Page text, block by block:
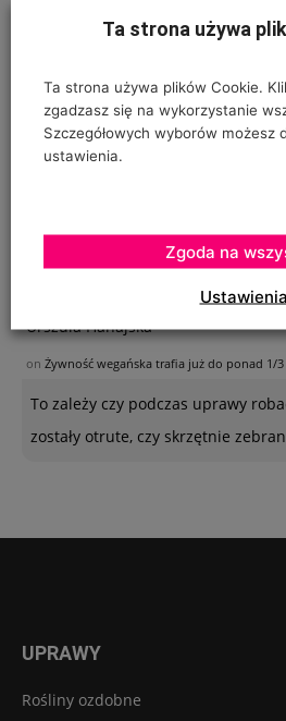
wodę z butelek, studni lub kranu?
Ogrodnik - amator
Jabłkowe prognozy dla Chin
"prowadzenia" pomidorów w
Urszula Hahajska
on Żywność wegańska trafia już do ponad 1/
To zależy czy podczas uprawy
zostały otrute, czy skrzętnie
UPRAWY
Rośliny ozdobne
Ta strona używa
Ta strona używa plików Cookie.
zgadzasz się na wykorzystanie
Szczegółowych wyborów możesz
ustawienia.
Ustawienia
Zgoda na